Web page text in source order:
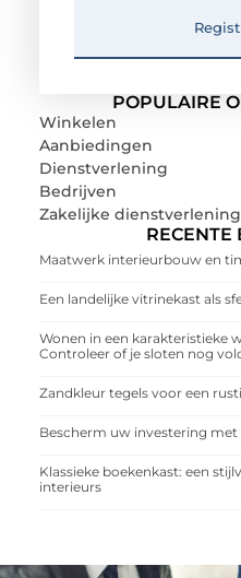
POPULAIRE
Winkelen
Aanbiedingen
Dienstverlening
Bedrijven
Zakelijke dienstverlening
RECENTE
Maatwerk interieurbouw en
Een landelijke vitrinekast als
Wonen in een karakteristieke
Controleer of je sloten nog
Zandkleur tegels voor een
Bescherm uw investering
Klassieke boekenkast: een
interieurs